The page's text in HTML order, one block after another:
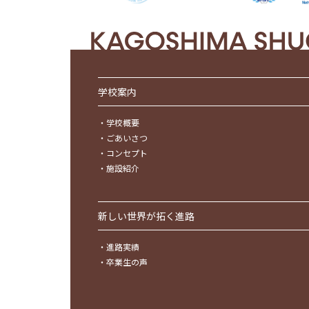
学校案内
・ 学校概要
・ ごあいさつ
・ コンセプト
・ 施設紹介
新しい世界が拓く進路
・ 進路実績
・ 卒業生の声